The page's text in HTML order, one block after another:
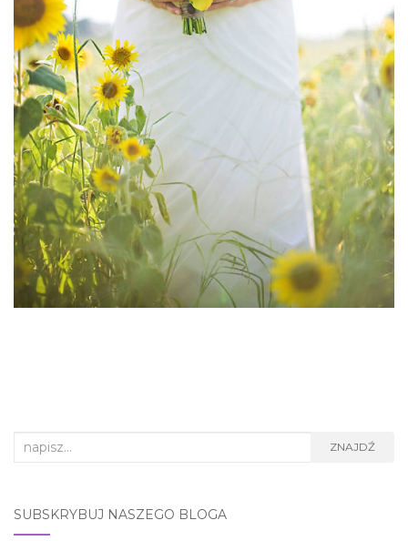
Search
ZNAJDŹ
SUBSKRYBUJ NASZEGO BLOGA